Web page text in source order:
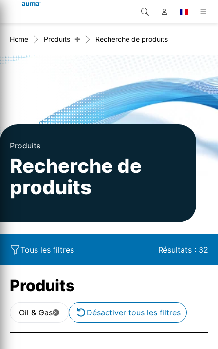
Produits
Téléchargements
SAV support
Entreprise
Contact
Global
Asie et Océanie
Amérique du Nord
Recherche
Home Produits + Recherche de produits
Produits
Recherche de
produits
Tous les filtres Résultats : 32
Produits
Oil & Gas Désactiver tous les filtres